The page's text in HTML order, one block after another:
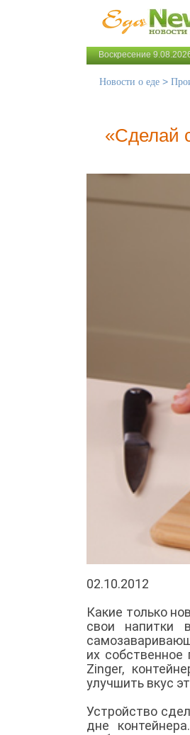
Воскресение
Новости о еде >
«Сделай
02.10.2012
Какие только
свои напитки
их
Zinger,
улучшить вкус
Устройство
дне